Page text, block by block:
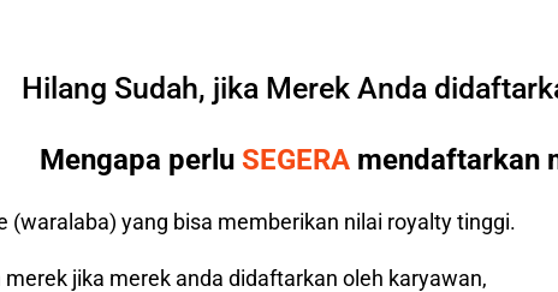
Hilang Sudah, jika Merek Anda
Mengapa perlu SEGERAmendaftarkan
(waralaba) yang bisa memberikan nilai royalty tinggi.
jika merek anda didaftarkan oleh karyawan,